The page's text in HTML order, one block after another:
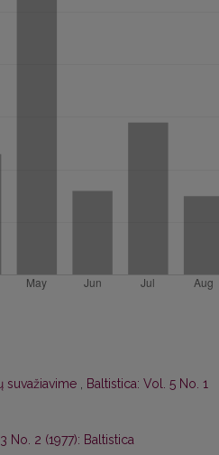
suvažiavime , Baltistica: Vol. 5 No. 1
No. 2 (1977): Baltistica